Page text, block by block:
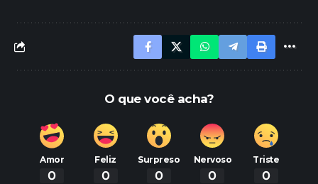
O que você acha?
Amor
0
Feliz
0
Surpreso
0
Nervoso
0
Triste
0